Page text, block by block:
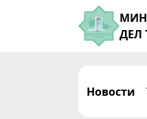
ДЕЛ
Новости